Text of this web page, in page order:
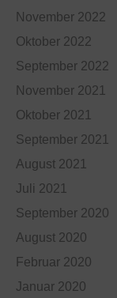
November 2022
Oktober 2022
September 2022
November 2021
Oktober 2021
September 2021
August 2021
Juli 2021
September 2020
August 2020
Februar 2020
Januar 2020